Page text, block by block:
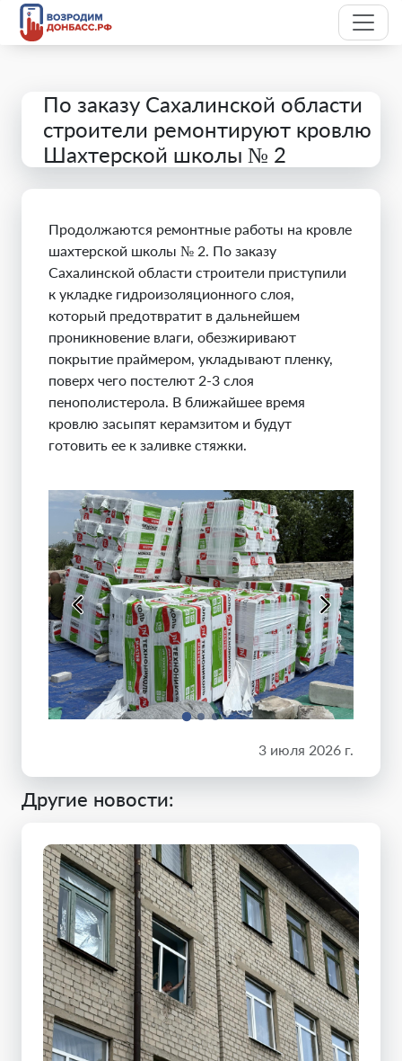
По заказу Сахалинской области
строители ремонтируют кровлю
Шахтерской школы № 2
Продолжаются ремонтные работы на кровле
шахтерской школы № 2. По заказу
Сахалинской области строители приступили
к укладке гидроизоляционного слоя,
который предотвратит в дальнейшем
проникновение влаги, обезжиривают
покрытие праймером, укладывают пленку,
поверх чего постелют 2-3 слоя
пенополистерола. В ближайшее время
кровлю засыпят керамзитом и будут
готовить ее к заливке стяжки.
3 июля 2026 г.
Другие новости: